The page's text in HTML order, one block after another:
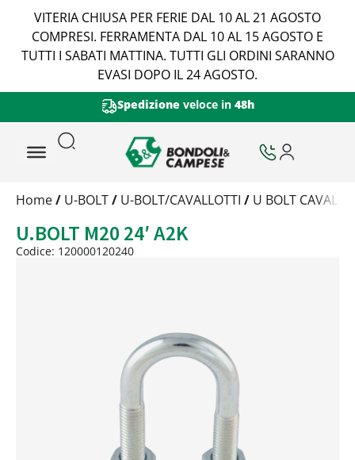
VITERIA CHIUSA PER FERIE DAL 10 AL 21 AGOSTO
COMPRESI. FERRAMENTA DAL 10 AL 15 AGOSTO E
TUTTI I SABATI MATTINA. TUTTI GLI ORDINI SARANNO
EVASI DOPO IL 24 AGOSTO.
Spedizione veloce in 48h
Trattamento
Peso
Quantità
Home/ U-BOLT/ U-BOLT/CAVALLOTTI / U BOLT
U.BOLT M20 24′ A2K
Codice: 120000120240